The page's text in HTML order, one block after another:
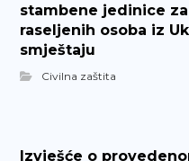
stambene jedinice
raseljenih osoba iz
smještaju
Civilna zaštita
Izvješće o